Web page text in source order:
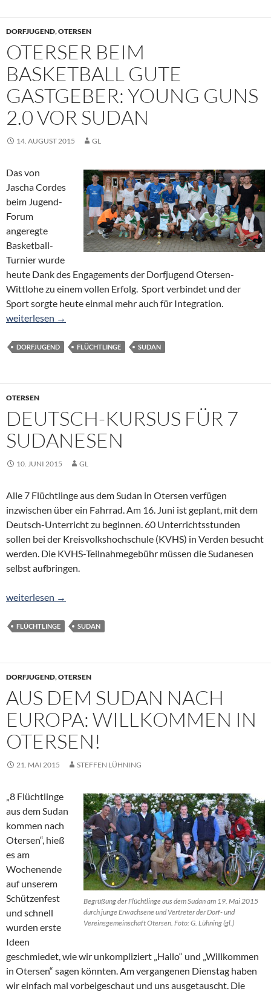
DORFJUGEND,OTERSEN
OTERSER BEIM
BASKETBALL GUTE
GASTGEBER: YOUNG GUNS
2.0 VOR SUDAN
14. AUGUST 2015 GL
Das von
Jascha Cordes
beim Jugend-
Forum
angeregte
Basketball-
Turnier wurde
heute Dank des Engagements der Dorfjugend Otersen-
Wittlohe zu einem vollen Erfolg. Sport verbindet und der
Sport sorgte heute einmal mehr auch für Integration.
Oterser beim Basketball gute Gastgeber: Young Guns 2.0 vor
weiterlesen →
DORFJUGEND FLÜCHTLINGE SUDAN
OTERSEN
DEUTSCH-KURSUS FÜR 7
SUDANESEN
10. JUNI 2015 GL
Alle 7 Flüchtlinge aus dem Sudan in Otersen verfügen
inzwischen über ein Fahrrad. Am 16. Juni ist geplant, mit dem
Deutsch-Unterricht zu beginnen. 60 Unterrichtsstunden
sollen bei der Kreisvolkshochschule (KVHS) in Verden besucht
werden. Die KVHS-Teilnahmegebühr müssen die Sudanesen
selbst aufbringen.
Deutsch-Kursus für 7 Sudanesen
weiterlesen →
FLÜCHTLINGE SUDAN
DORFJUGEND,OTERSEN
AUS DEM SUDAN NACH
EUROPA: WILLKOMMEN IN
OTERSEN!
21. MAI 2015 STEFFEN LÜHNING
Begrüßung der Flüchtlinge aus dem Sudan am 19. Mai 2015
durch junge Erwachsene und Vertreter der Dorf- und
Vereinsgemeinschaft Otersen. Foto: G. Lühning (gl.)
„8 Flüchtlinge
aus dem Sudan
kommen nach
Otersen“, hieß
es am
Wochenende
auf unserem
Schützenfest
und schnell
wurden erste
Ideen
geschmiedet, wie wir unkompliziert „Hallo“ und „Willkommen
in Otersen“ sagen könnten. Am vergangenen Dienstag haben
wir einfach mal vorbeigeschaut und uns ausgetauscht. Die